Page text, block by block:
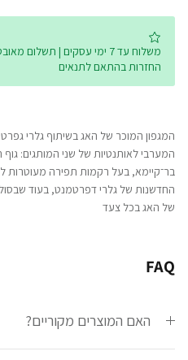
החזרות בהתאם לתנאים
המגפון המוכר של האג בשיתוף גלרי
המערבי לאותנטיות של שני המותגים:
בר־קיימא, בעל רקמות תפירה מעוטרות
החדשנות של גלרי דפרטמנט, בעוד
של האג בכל צעד
FAQ
האם המוצרים מקוריים?